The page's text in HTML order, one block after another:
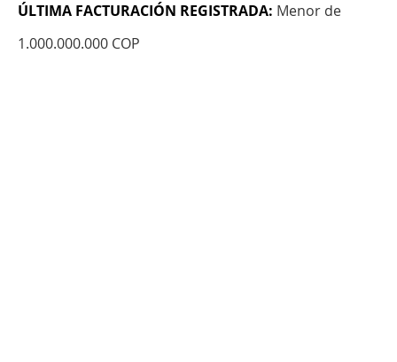
ÚLTIMA FACTURACIÓN REGISTRADA: Menor de
1.000.000.000 COP